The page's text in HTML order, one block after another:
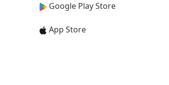
Google Play Store
App Store